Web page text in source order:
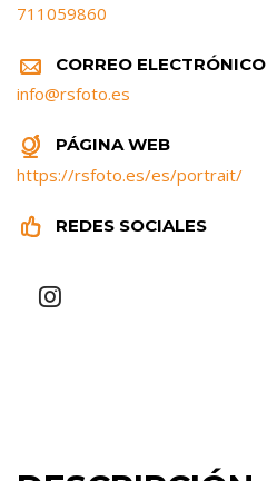
711059860

 CORREO ELECTRÓNICO
info@rsfoto.es

 PÁGINA WEB
https://rsfoto.es/es/portrait/

 REDES SOCIALES